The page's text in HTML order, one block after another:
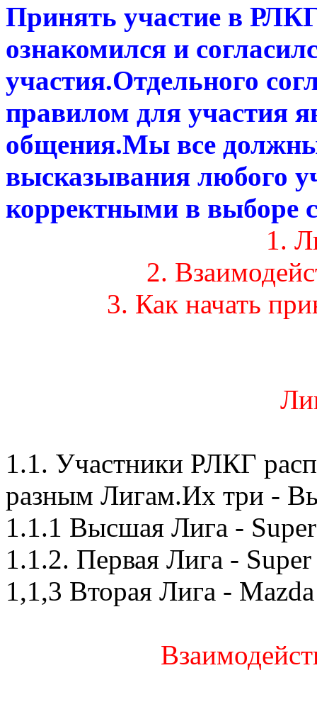
Принять участие в
ознакомился и
участия.Отдельного
правилом для участия
общения.Мы все
высказывания любого
корректными в выборе
1.
2.
3. Как начать
1.1. Участники РЛКГ
разным Лигам.Их три -
1.1.1 Высшая Лига -
1.1.2. Первая Лига -
1,1,3 Вторая Лига -